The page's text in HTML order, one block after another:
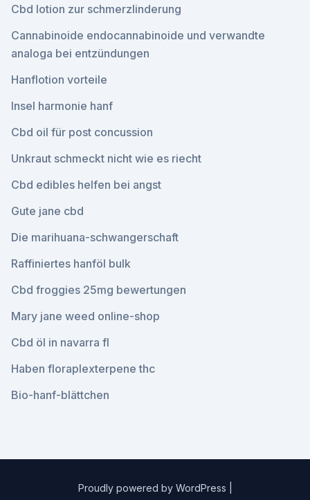
Cbd lotion zur schmerzlinderung
Cannabinoide endocannabinoide und verwandte
analoga bei entzündungen
Hanflotion vorteile
Insel harmonie hanf
Cbd oil für post concussion
Unkraut schmeckt nicht wie es riecht
Cbd edibles helfen bei angst
Gute jane cbd
Die marihuana-schwangerschaft
Raffiniertes hanföl bulk
Cbd froggies 25mg bewertungen
Mary jane weed online-shop
Cbd öl in navarra fl
Haben floraplexterpene thc
Bio-hanf-blättchen
Proudly powered by WordPress